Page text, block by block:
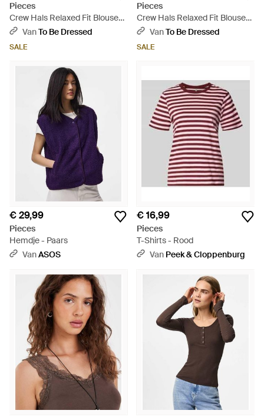
Pieces
Crew Hals Relaxed Fit Blouse
Met Lange Mouwen (Natuurlijk)
VanTo Be Dressed
SALE
Pieces
Crew Hals Relaxed Fit Blouse
Met Lange Mouwen - Zwart
VanTo Be Dressed
SALE
€ 29,99
Pieces
Hemdje - Paars
VanASOS
€ 16,99
Pieces
T-Shirts - Rood
Van Peek & Cloppenburg